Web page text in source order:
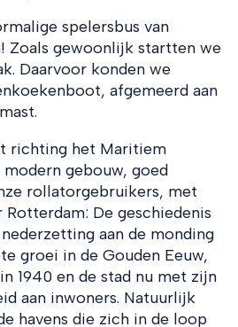
spelersbus van
Zoals gewoonlijk startten we
Daarvoor konden we
afgemeerd aan
richting het Maritiem
gebouw, goed
rollatorgebruikers, met
De geschiedenis
aan de monding
groei in de Gouden Eeuw,
1940 en de stad nu met zijn
aan inwoners. Natuurlijk
havens die zich in de loop